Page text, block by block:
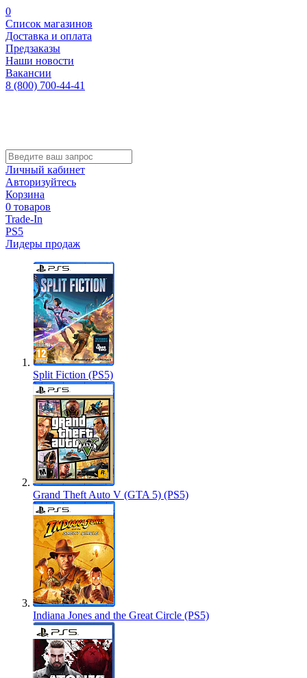
0
Список магазинов
Доставка и оплата
Предзаказы
Наши новости
Вакансии
8 (800) 700-44-41
Личный кабинет
Авторизуйтесь
Корзина
0 товаров
Trade-In
PS5
Лидеры продаж
Split Fiction (PS5)
Grand Theft Auto V (GTA 5) (PS5)
Indiana Jones and the Great Circle (PS5)